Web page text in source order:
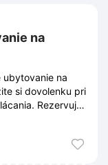
na
na
si dovolenku pri
Rezervujte
Adriatic.hr ešte